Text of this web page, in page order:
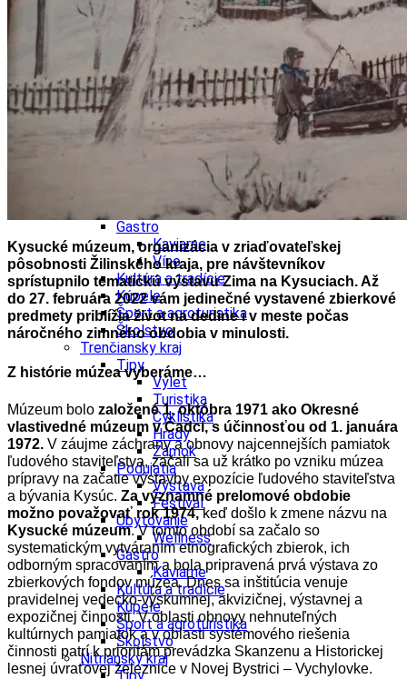
Ekonomika obchod a doprava
Trnavský kraj
Tipy
Výlet
Hrady
Zámok
Podujatia
Výstava
Koncert
Gastro
Kaviarne
Víno
Kultúra a tradície
Kúpele
Šport a agroturistika
Školstvo
Trenčiansky kraj
Tipy
Výlet
Turistika
Cyklistika
Hrady
Zámok
Podujatia
Výstava
Festival
Ubytovanie
Wellness
Gastro
Kaviarne
Kultúra a tradície
Kúpele
Šport a agroturistika
Školstvo
Nitriansky kraj
Kysucké múzeum, organizácia v zriaďovateľskej
pôsobnosti Žilinského kraja, pre návštevníkov
sprístupnilo tematickú výstavu Zima na Kysuciach. Až
do 27. februára 2022 vám jedinečné vystavené zbierkové
predmety priblížia život na dedine i v meste počas
náročného zimného obdobia v minulosti.
Z histórie múzea vyberáme…
Múzeum bolo založené 1. októbra 1971 ako Okresné
vlastivedné múzeum v Čadci, s účinnosťou od 1. januára
1972. V záujme záchrany a obnovy najcennejších pamiatok
ľudového staviteľstva, začali sa už krátko po vzniku múzea
prípravy na začatie výstavby expozície ľudového staviteľstva
a bývania Kysúc. Za významné prelomové obdobie
možno považovať rok 1974,keď došlo k zmene názvu na
Kysucké múzeum. V tomto období sa začalo so
systematickým vytváraním etnografických zbierok, ich
odborným spracovaním a bola pripravená prvá výstava zo
zbierkových fondov múzea. Dnes sa inštitúcia venuje
pravidelnej vedecko-výskumnej, akvizičnej, výstavnej a
expozičnej činnosti. V oblasti obnovy nehnuteľných
kultúrnych pamiatok a v oblasti systémového riešenia
činnosti patrí k prioritám prevádzka Skanzenu a Historickej
lesnej úvraťovej železnice v Novej Bystrici – Vychylovke.